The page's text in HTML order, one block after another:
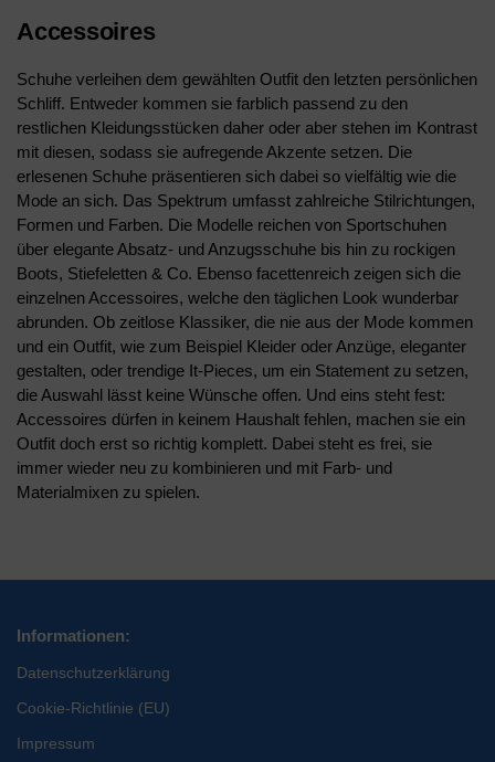
Accessoires
Schuhe verleihen dem gewählten Outfit den letzten persönlichen
Schliff. Entweder kommen sie farblich passend zu den
restlichen Kleidungsstücken daher oder aber stehen im Kontrast
mit diesen, sodass sie aufregende Akzente setzen. Die
erlesenen Schuhe präsentieren sich dabei so vielfältig wie die
Mode an sich. Das Spektrum umfasst zahlreiche Stilrichtungen,
Formen und Farben. Die Modelle reichen von Sportschuhen
über elegante Absatz- und Anzugsschuhe bis hin zu rockigen
Boots, Stiefeletten & Co. Ebenso facettenreich zeigen sich die
einzelnen Accessoires, welche den täglichen Look wunderbar
abrunden. Ob zeitlose Klassiker, die nie aus der Mode kommen
und ein Outfit, wie zum Beispiel Kleider oder Anzüge, eleganter
gestalten, oder trendige It-Pieces, um ein Statement zu setzen,
die Auswahl lässt keine Wünsche offen. Und eins steht fest:
Accessoires dürfen in keinem Haushalt fehlen, machen sie ein
Outfit doch erst so richtig komplett. Dabei steht es frei, sie
immer wieder neu zu kombinieren und mit Farb- und
Materialmixen zu spielen.
Informationen:
Datenschutzerklärung
Cookie-Richtlinie (EU)
Impressum